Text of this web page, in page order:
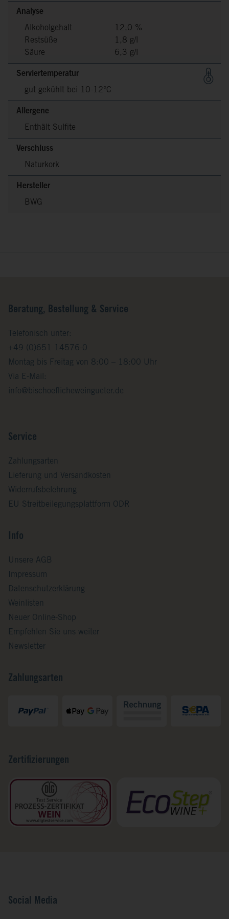
Analyse
Alkoholgehalt
12,0 %
Restsüße
1,8 g/l
Säure
6,3 g/l
Serviertemperatur
gut gekühlt bei 10-12°C
Allergene
Enthält Sulfite
Verschluss
Naturkork
Hersteller
BWG
Beratung, Bestellung & Service
Telefonisch unter:
+49 (0)651 14576-0
Montag bis Freitag von 8:00 – 18:00 Uhr
Via E-Mail:
info@bischoeflicheweingueter.de
Service
Zahlungsarten
Lieferung und Versandkosten
Widerrufsbelehrung
EU Streitbeilegungsplattform ODR
Info
Unsere AGB
Impressum
Datenschutzerklärung
Weinlisten
Neuer Online-Shop
Empfehlen Sie uns weiter
Newsletter
Zahlungsarten
Zertifizierungen
Social Media